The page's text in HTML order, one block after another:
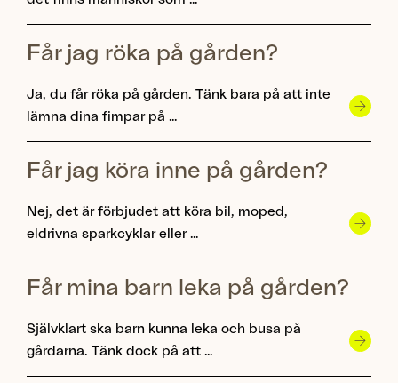
Får jag röka på gården?
Ja, du får röka på gården. Tänk bara på att inte
lämna dina fimpar på …
Får jag köra inne på gården?
Nej, det är förbjudet att köra bil, moped,
eldrivna sparkcyklar eller …
Får mina barn leka på gården?
Självklart ska barn kunna leka och busa på
gårdarna. Tänk dock på att …